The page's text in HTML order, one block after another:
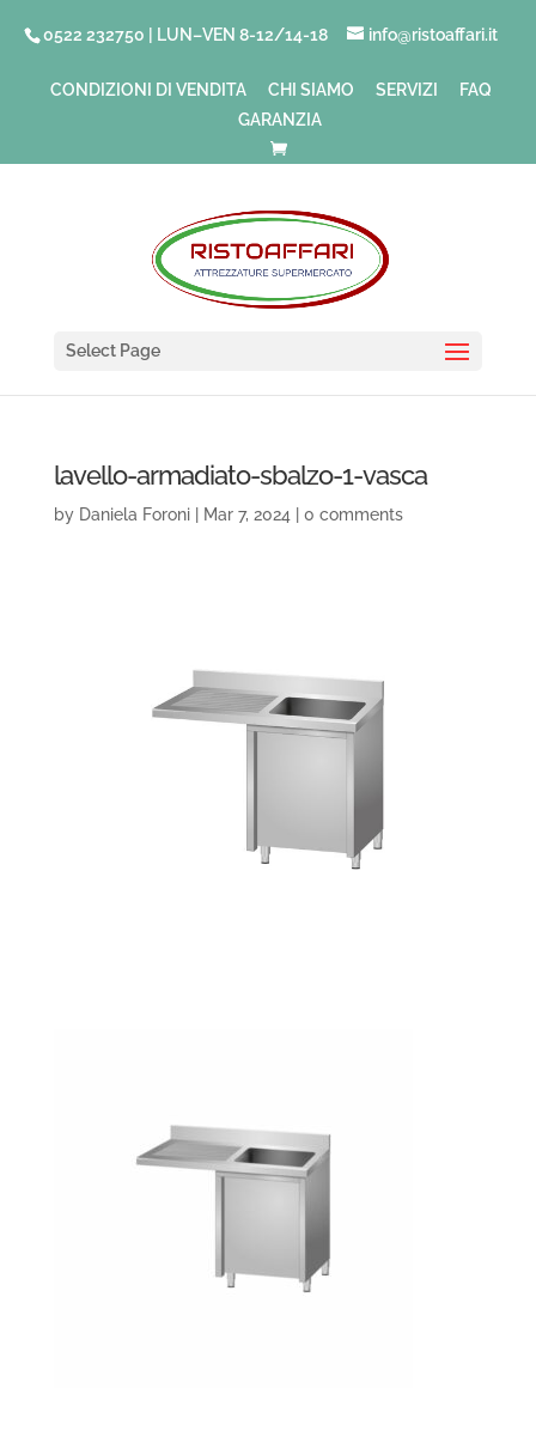
0522 232750 | LUN–VEN 8-12/14-18 info@ristoaffari.it
CONDIZIONI DI VENDITA CHI SIAMO SERVIZI
FAQ
GARANZIA
Select Page
lavello-armadiato-sbalzo-1-vasca
by Daniela Foroni| Mar 7, 2024 0 comments